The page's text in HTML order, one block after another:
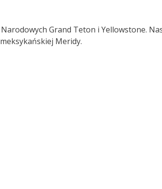
Grand Teton i Yellowstone.
Meridy.